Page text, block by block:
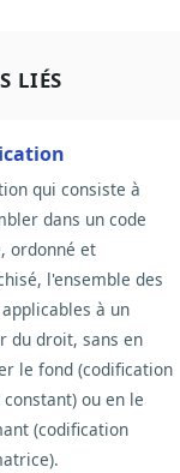
LIÉS
qui consiste à
dans un code
ordonné et
l'ensemble des
à un
du droit, sans en
le fond (codification
ou en le
(codification